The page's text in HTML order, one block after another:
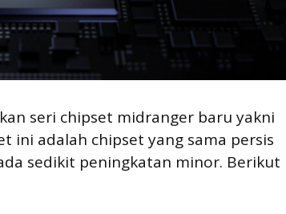
seri chipset midranger baru yakni
ini adalah chipset yang sama persis
sedikit peningkatan minor. Berikut